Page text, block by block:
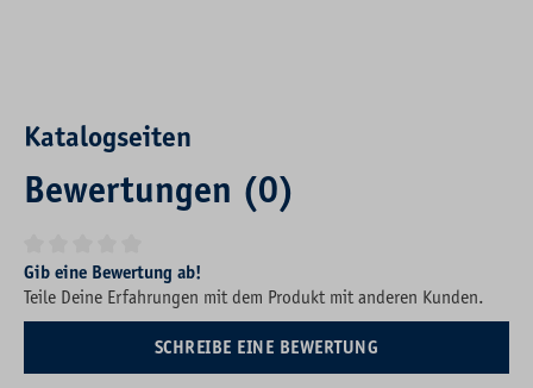
Katalogseiten
Bewertungen (0)
Durchschnittliche Bewertung von 0 von 5 Sternen
Gib eine Bewertung ab!
Teile Deine Erfahrungen mit dem Produkt mit anderen Kunden.
SCHREIBE EINE BEWERTUNG